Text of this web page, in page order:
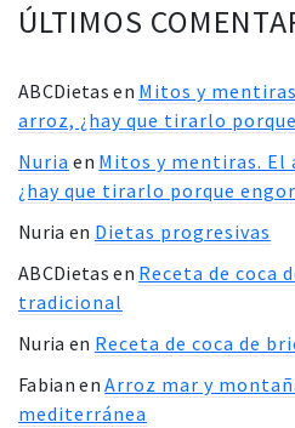
ÚLTIMOS
ABCDietas en Mitos y
arroz, ¿hay que tirarlo
Nuria en Mitos y mentiras. El
¿hay que tirarlo porque
Nuria en Dietas progresivas
ABCDietas en Receta de coca
tradicional
Nuria en Receta de coca de
Fabian enArroz mar y
mediterránea